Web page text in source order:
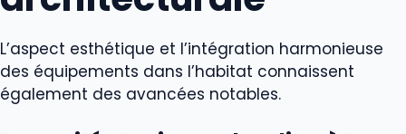
L’aspect esthétique et l’intégration harmonieuse
des équipements dans l’habitat connaissent
également des avancées notables.